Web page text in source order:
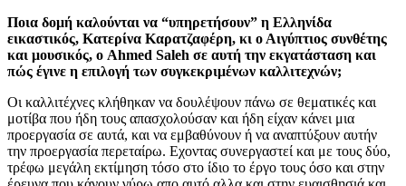
Ποια δομή καλούνται να “υπηρετήσουν” η Ελληνίδα
εικαστικός, Κατερίνα Καρατζαφέρη, κι ο Αιγύπτιος συνθέτης
και μουσικός, ο Ahmed Saleh σε αυτή την εκγατάσταση και
πώς έγινε η επιλογή των συγκεκριμένων καλλιτεχνών;
Οι καλλιτέχνες κλήθηκαν να δουλέψουν πάνω σε θεματικές και
μοτίβα που ήδη τους απασχολούσαν και ήδη είχαν κάνει μια
προεργασία σε αυτά, και να εμβαθύνουν ή να αναπτύξουν αυτήν
την προεργασία περεταίρω. Εχοντας συνεργαστεί και με τους δύο,
τρέφω μεγάλη εκτίμηση τόσο στο ίδιο το έργο τους όσο και στην